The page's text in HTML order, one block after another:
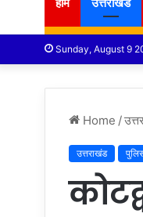
Sunday, August 9
Home /
उत्तराखंड